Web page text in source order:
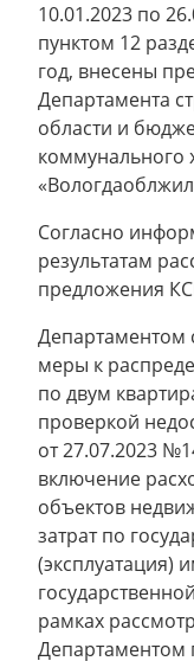
10.01.2023 по
пунктом 12
год, внесены
Департамента
области и
коммунального
Согласно
результатам
предложения
Департаментом
меры к
по двум
проверкой
от 27.07.2023
включение
объектов
затрат по
(эксплуатация)
рамках
Департаментом